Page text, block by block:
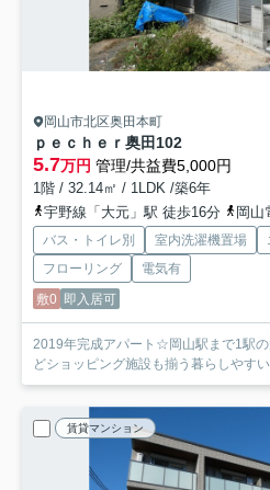
岡山市北区奥田本町
ｐｅｃｈｅｒ奥田 102
5.7万円 管理/共益費5,000円
1階 / 32.14㎡ / 1LDK /築6年
宇野線「大元」駅 徒歩16分
岡山
バス・トイレ別 室内洗濯機置場
フローリング
電気有
敷0 即入居可
2019年完成アパート☆岡山駅まで1駅
どショッピング施設も揃う暮らしやす
賃貸マンション